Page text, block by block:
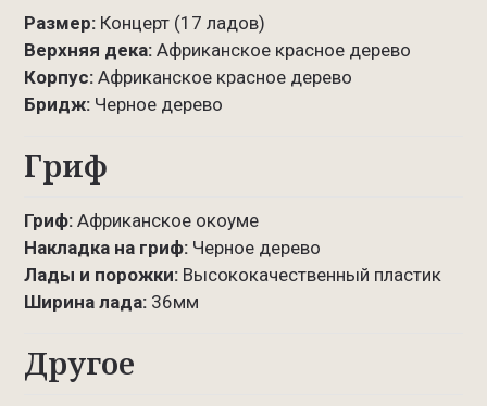
Размер: Концерт (17 ладов)
Верхняя дека: Африканское красное дерево
Корпус: Африканское красное дерево
Бридж: Черное дерево
Гриф
Гриф: Африканское окоуме
Накладка на гриф: Черное дерево
Лады и порожки: Высококачественный пластик
Ширина лада: 36мм
Другое